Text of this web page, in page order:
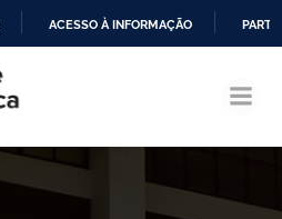
CONTEÚDO
ACESSO À INFORMAÇÃO